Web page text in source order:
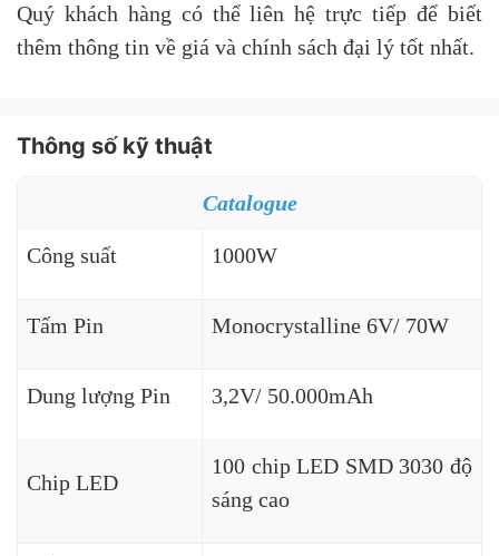
Quý khách hàng có thể liên hệ trực tiếp để biết
thêm thông tin về giá và chính sách đại lý tốt nhất.
Thông số kỹ thuật
Catalogue
Công suất 1000W
Tấm Pin Monocrystalline 6V/ 70W
Dung lượng Pin 3,2V/ 50.000mAh
Chip LED
100 chip LED SMD 3030 độ
sáng cao